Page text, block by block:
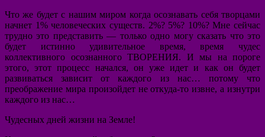
Что же будет с нашим миром когда осознавать себя творцами
начнет 1% человеческих существ. 2%? 5%? 10%? Мне сейчас
трудно это представить — только одно могу сказать что это
будет истинно удивительное время, время чудес
коллективного осознанного ТВОРЕНИЯ. И мы на пороге
этого, этот процесс начался, он уже идет и как он будет
развиваться зависит от каждого из нас… потому что
преображение мира произойдет не откуда-то извне, а изнутри
каждого из нас…
Чудесных дней жизни на Земле!